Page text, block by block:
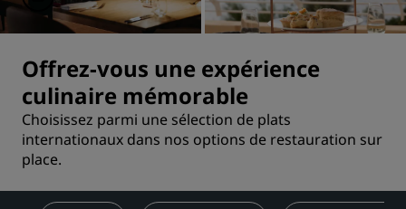
Offrez-vous une expérience
culinaire mémorable
Choisissez parmi une sélection de plats
internationaux dans nos options de restauration sur
place.